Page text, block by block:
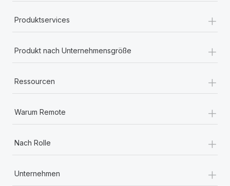
Produktservices +
Produkt nach Unternehmensgröße +
Ressourcen +
Warum Remote +
Nach Rolle +
Unternehmen +